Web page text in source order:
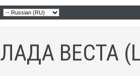
ЛАДА ВЕСТА